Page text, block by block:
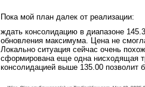
Пока мой план далек от реализации:
ждать консолидацию в диапазоне
обновления максимума. Цена не
Локально ситуация сейчас очень
сформирована еще одна нисходящая
консолидацией выше 135.00 позволит